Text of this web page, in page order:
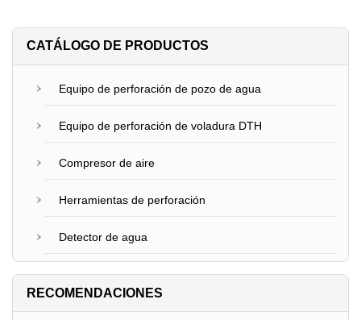
CATÁLOGO DE PRODUCTOS
Equipo de perforación de pozo de agua
Equipo de perforación de voladura DTH
Compresor de aire
Herramientas de perforación
Detector de agua
RECOMENDACIONES